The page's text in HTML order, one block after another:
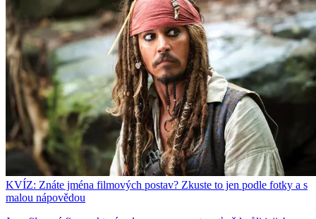
KVÍZ: Znáte jména filmových postav? Zkuste to jen podle fotky a s
malou nápovědou